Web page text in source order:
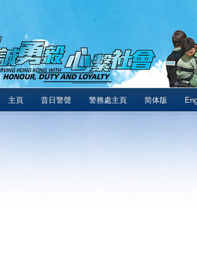
主頁 昔日警聲 警務處主頁 简体版